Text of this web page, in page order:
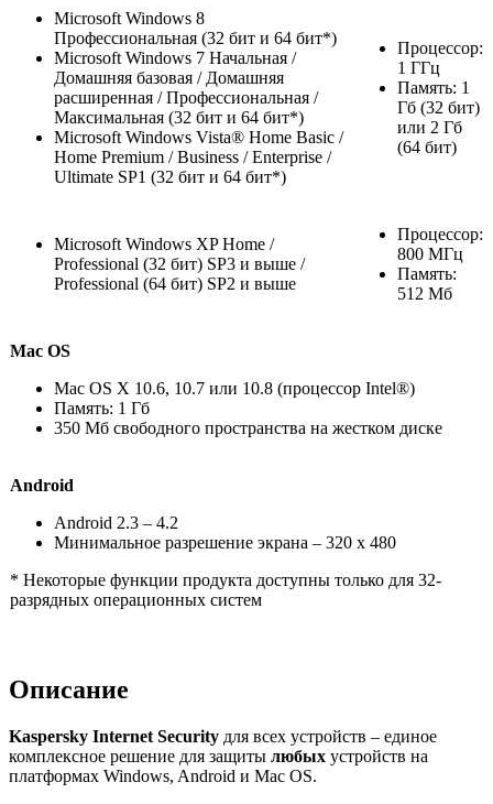
Microsoft Windows 8
Профессиональная (32 бит и 64 бит*)
Microsoft Windows 7 Начальная /
Домашняя базовая / Домашняя
расширенная / Профессиональная /
Максимальная (32 бит и 64 бит*)
Microsoft Windows Vista® Home Basic /
Home Premium / Business / Enterprise /
Ultimate SP1 (32 бит и 64 бит*)
Процессор:
1 ГГц
Память: 1
Гб (32 бит)
или 2 Гб
(64 бит)
Microsoft Windows XP Home /
Professional (32 бит) SP3 и выше /
Professional (64 бит) SP2 и выше
Процессор:
800 MГц
Память:
512 Mб
Мас OS
Mac OS X 10.6, 10.7 или 10.8 (процессор Intel®)
Память: 1 Гб
350 Мб свободного пространства на жестком диске
Android
Android 2.3 – 4.2
Минимальное разрешение экрана – 320 х 480
* Некоторые функции продукта доступны только для 32-
разрядных операционных систем
Описание
Kaspersky Internet Security для всех устройств – единое
комплексное решение для защиты любых устройств на
платформах Windows, Android и Mac OS.